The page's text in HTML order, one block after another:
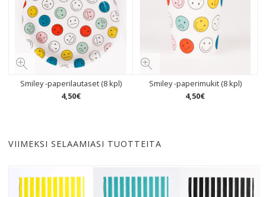
Smiley -paperilautaset (8 kpl)
4,50€
Smiley -paperimukit (8 kpl)
4,50€
VIIMEKSI SELAAMIASI TUOTTEITA